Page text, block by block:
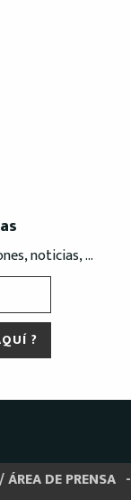
noticias, ...
?
DE PRENSA